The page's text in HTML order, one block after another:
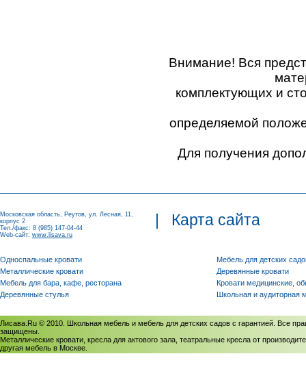
Внимание! Вся
комплектующих и
определяемой
Для получения
Московская область, Реутов, ул. Лесная, 11,
корпус 2
Тел./факс: 8 (985) 147-04-44
Web-сайт: www.lisava.ru
| Карта сайта
Односпальные кровати
Металлические кровати
Мебель для бара, кафе, ресторана
Деревянные стулья
Мебель для детских
Деревянные кровати
Кровати медицинские,
Школьная и аудиторная
Лисава.Ru © 2010. Школьная мебель и мебель для детских садов с гарантией. Все
защищены.
Металлические кровати, кресла для актового зала, театральные кресла от
другая мебель в Москве.
Политика использования cookies/Соглашение на обработку персональных данных